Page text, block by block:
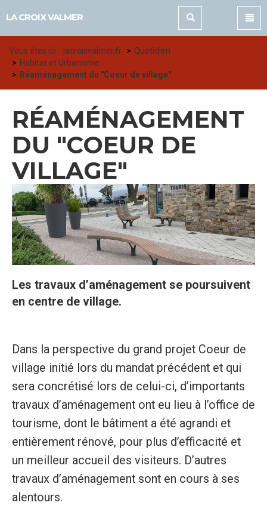
LA CROIX VALMER
Vous êtes ici : lacroixvalmer.fr
Quotidien
Habitat et Urbanisme
Réaménagement du "Coeur de village"
RÉAMÉNAGEMENT
DU "COEUR DE
VILLAGE"
Les travaux d’aménagement se poursuivent
en centre de village.
Dans la perspective du grand projet Coeur de
village initié lors du mandat précédent et qui
sera concrétisé lors de celui-ci, d’importants
travaux d’aménagement ont eu lieu à l’office de
tourisme, dont le bâtiment a été agrandi et
entièrement rénové, pour plus d’efficacité et
un meilleur accueil des visiteurs. D’autres
travaux d’aménagement sont en cours à ses
alentours.